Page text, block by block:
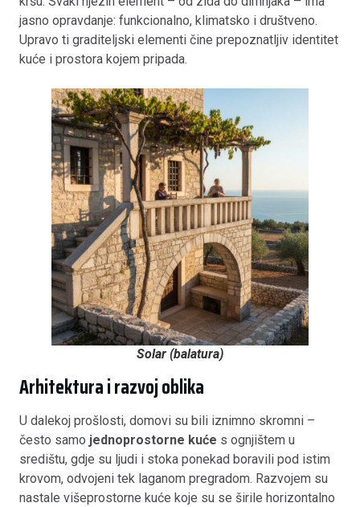
jasno opravdanje: funkcionalno, klimatsko i društveno.
Upravo ti graditeljski elementi čine prepoznatljiv identitet
kuće i prostora kojem pripada.
Solar (balatura)
Arhitektura i razvoj oblika
U dalekoj prošlosti, domovi su bili iznimno skromni –
često samo jednoprostorne kuće s ognjištem u
središtu, gdje su ljudi i stoka ponekad boravili pod istim
krovom, odvojeni tek laganom pregradom. Razvojem su
nastale višeprostorne kuće koje su se širile horizontalno